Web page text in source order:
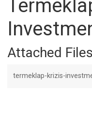
Attached Files
termeklap-krizis-